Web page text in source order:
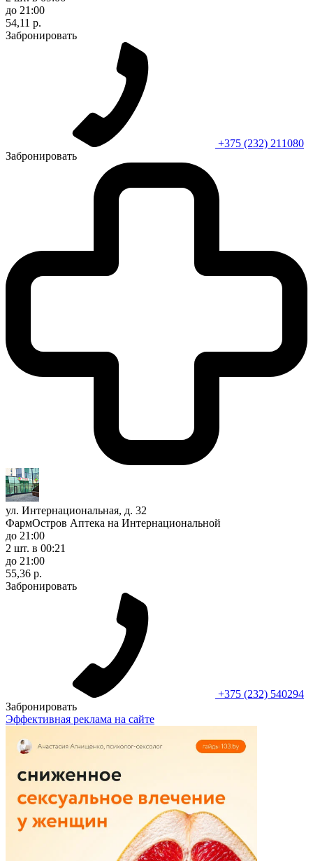
до 21:00
54,11 р.
Забронировать
+375 (232) 211080
Забронировать
ул. Интернациональная, д. 32
ФармОстров Аптека на Интернациональной
до 21:00
2 шт. в 00:21
до 21:00
55,36 р.
Забронировать
+375 (232) 540294
Забронировать
Эффективная реклама на сайте